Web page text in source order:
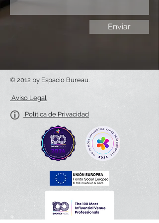
Enviar
© 2012 by Espacio Bureau.
Aviso Legal
Política de Privacidad